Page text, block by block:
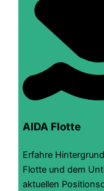
AIDA Flotte
Erfahre
Flotte und dem
aktuellen